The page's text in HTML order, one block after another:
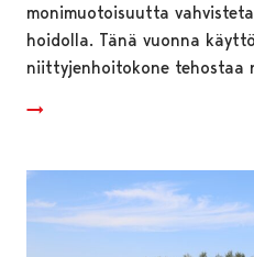
monimuotoisuutta
hoidolla. Tänä vuonna
niittyjenhoitokone